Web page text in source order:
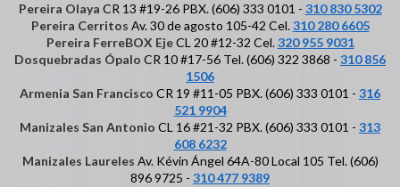
Pereira Olaya CR 13 #19-26 PBX. (606) 333 0101 - 310 830 5302
Pereira Cerritos Av. 30 de agosto 105-42 Cel.310 280 6605
Pereira FerreBOX EjeCL 20 #12-32 Cel.320 955 9031
Dosquebradas Ópalo CR 10 #17-56 Tel. (606) 322 3868 - 310 856
1506
Armenia San Francisco CR 19 #11-05 PBX. (606) 333 0101 - 316
521 9904
Manizales San Antonio CL 16 #21-32 PBX. (606) 333 0101 - 313
608 6232
Manizales Laureles Av. Kévin Ángel 64A-80 Local 105 Tel. (606)
896 9725 - 310 477 9389